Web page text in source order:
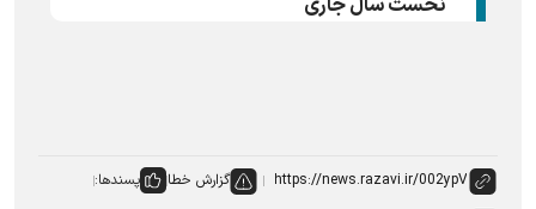
گزارش خطا
پسندها: